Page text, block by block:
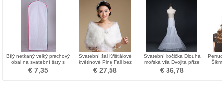
Bílý netkaný velký prachový
obal na svatební šaty s
dlouhým prachotěsným
krytem
€ 7,35
Svatební šál Křišťálové
květinové Pine Fall bez
rukávů
€ 27,58
Svatební kočička Dlouhá
mořská víla Dvojitá příze
Spandex Korzet Svatební
šaty
€ 36,78